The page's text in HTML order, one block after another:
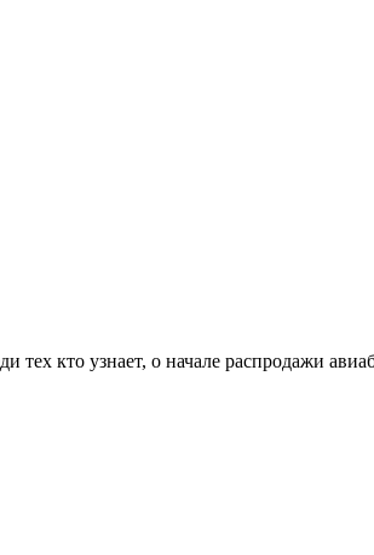
кто узнает, о начале распродажи